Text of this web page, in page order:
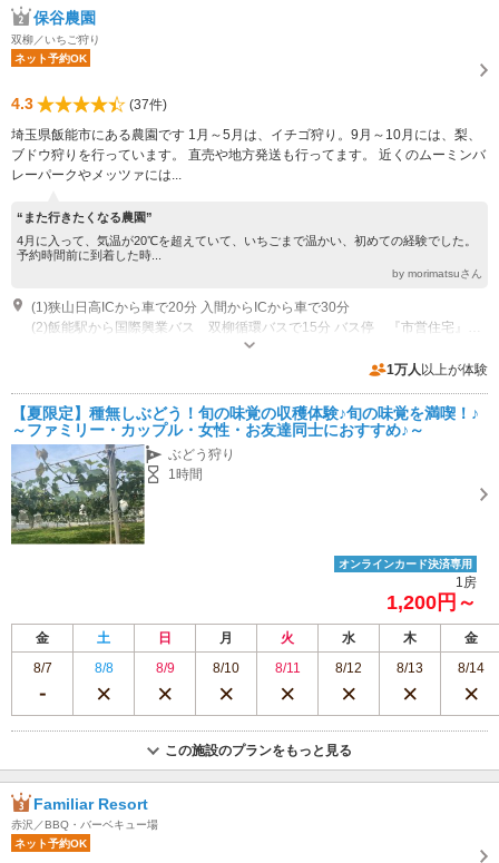
保谷農園
双柳／いちご狩り
ネット予約OK
4.3
(37件)
埼玉県飯能市にある農園です 1月～5月は、イチゴ狩り。9月～10月には、梨、
ブドウ狩りを行っています。 直売や地方発送も行ってます。 近くのムーミンバ
レーパークやメッツァには...
“また行きたくなる農園”
4月に入って、気温が20℃を超えていて、いちごまで温かい、初めての経験でした。
予約時間前に到着した時...
by morimatsuさん
(1)狭山日高ICから車で20分 入間からICから車で30分
専用駐車場あり（無料）15台 大型バス2台 ＊大型バスは予約
1万人 以上が体験
【夏限定】種無しぶどう！旬の味覚の収穫体験♪旬の味覚を満喫！♪
～ファミリー・カップル・女性・お友達同士におすすめ♪～
ぶどう狩り
1時間
オンラインカード決済専用
1房
1,200円～
金 土 日 月 火 水 木
金
8/7
8/8 8/9 8/10 8/11 8/12 8/13 8/14
この施設のプランをもっと見る
Familiar Resort
赤沢／BBQ・バーベキュー場
ネット予約OK